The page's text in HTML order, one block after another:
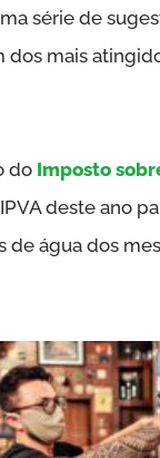
série de
dos mais
do Imposto
deste ano
de água dos